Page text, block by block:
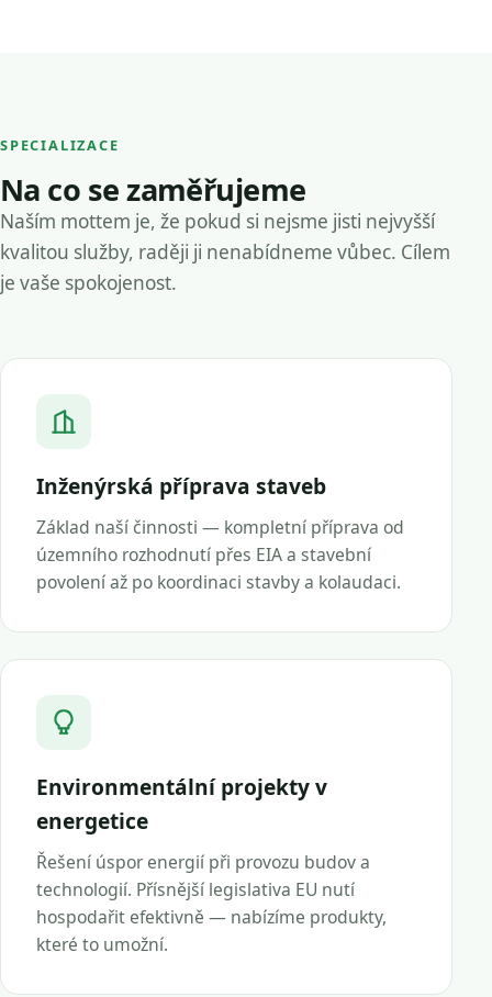
SPECIALIZACE
Na co se zaměřujeme
Naším mottem je, že pokud si nejsme jisti nejvyšší
kvalitou služby, raději ji nenabídneme vůbec. Cílem
je vaše spokojenost.
Inženýrská příprava staveb
Základ naší činnosti — kompletní příprava od
územního rozhodnutí přes EIA a stavební
povolení až po koordinaci stavby a kolaudaci.
Environmentální projekty v
energetice
Řešení úspor energií při provozu budov a
technologií. Přísnější legislativa EU nutí
hospodařit efektivně — nabízíme produkty,
které to umožní.